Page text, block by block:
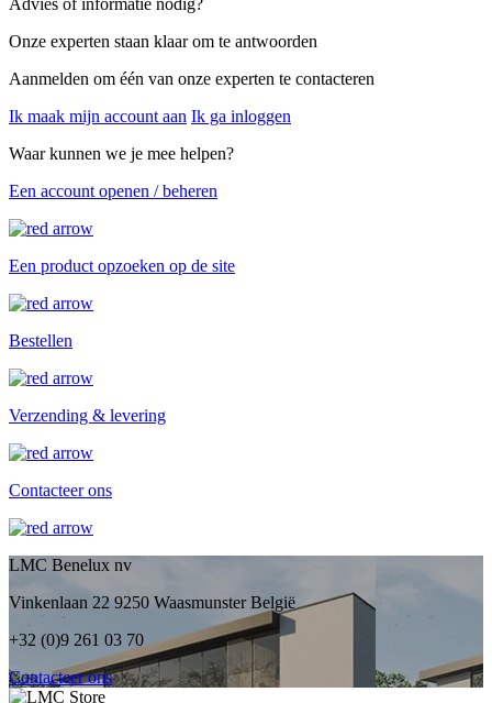
Onze experten staan klaar om te antwoorden
Aanmelden om één van onze experten te contacteren
Ik maak mijn account aan Ik ga inloggen
Waar kunnen we je mee helpen?
Een account openen / beheren
Een product opzoeken op de site
Bestellen
Verzending & levering
Contacteer ons
LMC Benelux nv
Vinkenlaan 22 9250 Waasmunster België
+32 (0)9 261 03 70
Contacteer ons